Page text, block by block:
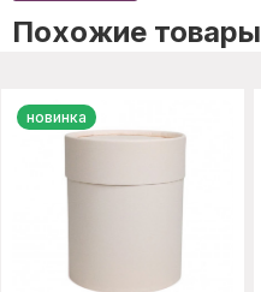
Похожие товары
новинка